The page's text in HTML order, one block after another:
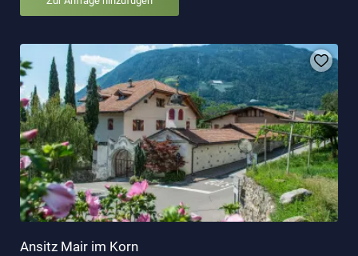
Ansitz Mair im Korn